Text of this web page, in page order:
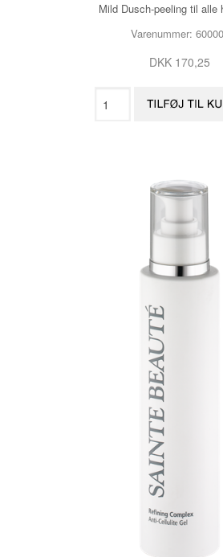
Mild Dusch-peeling til alle
Varenummer:
DKK 170,25